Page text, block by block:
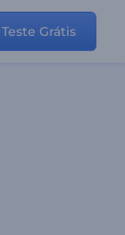
Teste Grátis